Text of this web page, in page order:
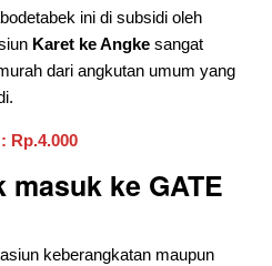
ini di subsidi oleh
Karet ke Angke sangat
dari angkutan umum yang
: Rp.4.000
ke GATE
keberangkatan maupun